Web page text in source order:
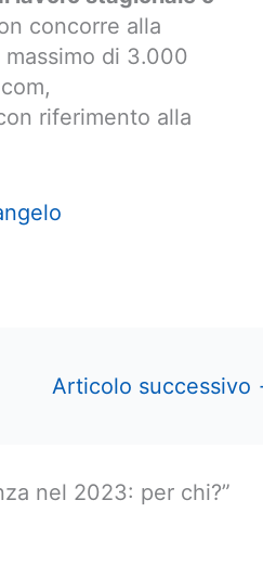
concorre alla
di 3.000
riferimento alla
Articolo successivo
nel 2023: per chi?”